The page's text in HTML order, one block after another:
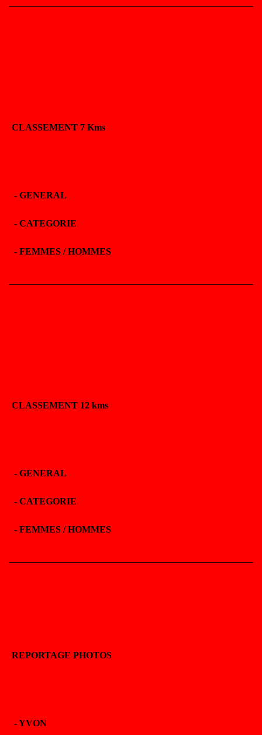
CLASSEMENT 7 Kms
- GENERAL
- CATEGORIE
- FEMMES / HOMMES
CLASSEMENT 12 kms
- GENERAL
- CATEGORIE
- FEMMES / HOMMES
REPORTAGE PHOTOS
-YVON